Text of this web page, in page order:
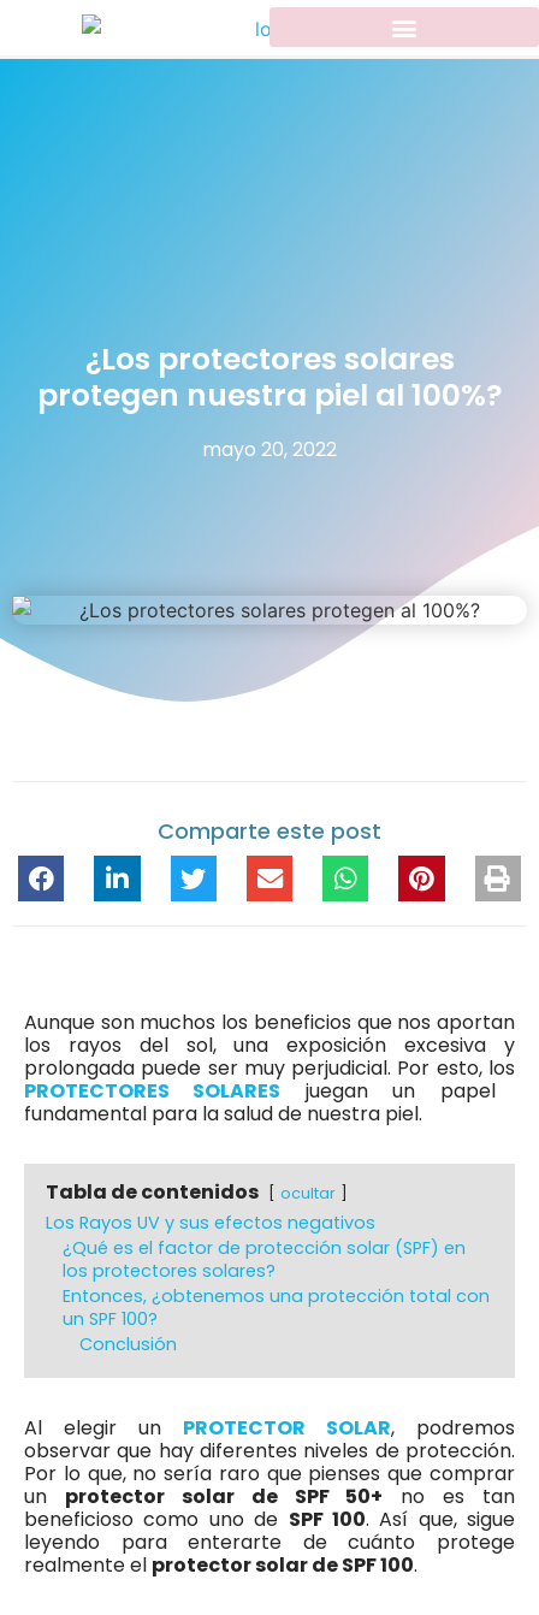
¿Los protectores solares
protegen nuestra piel al 100%?
mayo 20, 2022
Comparte este post
Aunque son muchos los beneficios que nos aportan
los rayos del sol, una exposición excesiva y
prolongada puede ser muy perjudicial. Por esto, los
PROTECTORES SOLARES juegan un papel
fundamental para la salud de nuestra piel.
Tabla de contenidos ocultar
Los Rayos UV y sus efectos negativos
¿Qué es el factor de protección solar (SPF) en
los protectores solares?
Entonces, ¿obtenemos una protección total con
un SPF 100?
Conclusión
Al elegir un PROTECTOR SOLAR, podremos
observar que hay diferentes niveles de protección.
Por lo que, no sería raro que pienses que comprar
un protector solar de SPF 50+ no es tan
beneficioso como uno de SPF 100. Así que, sigue
leyendo para enterarte de cuánto protege
realmente el protector solar de SPF 100.